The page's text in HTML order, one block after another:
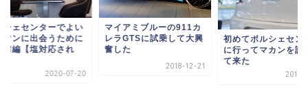
シェセンターでよい
マンに出会うために
前編【塩対応され
2020-07-20
マイアミブルーの911カ
レラGTSに試乗して大興
奮した
2018-12-21
初めてポルシェセン
に行ってマカンを試
て来た
2018-